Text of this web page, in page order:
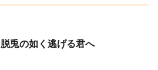
脱兎の如く逃げる君へ